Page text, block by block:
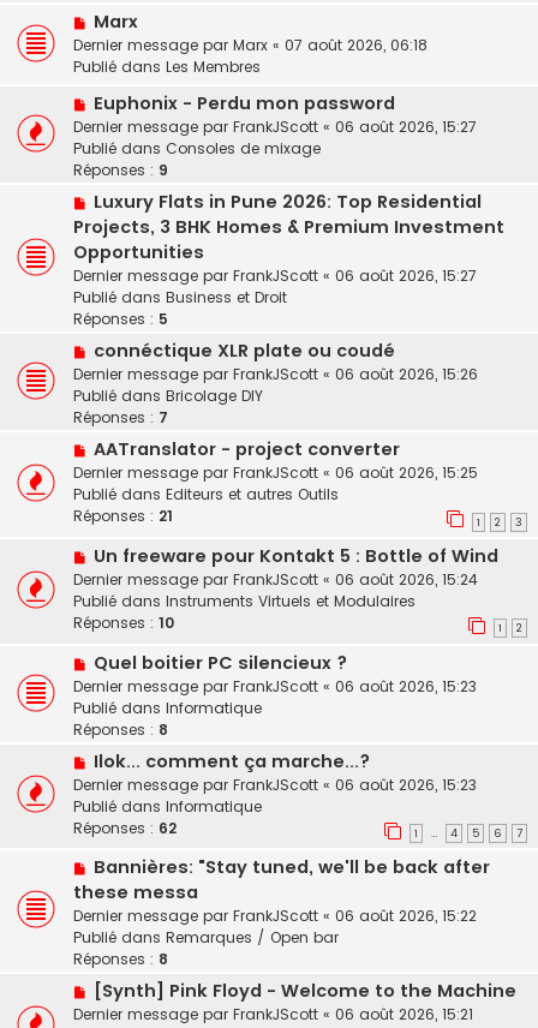
s
a
g
a
u
m
s
s
a
g
e
N
o
u
e
a
u
m
e
s
s
a
g
e
Marx
Dernier message par Marx « 07 août 2026, 06:18
Publié dans Les Membres
N
o
u
v
a
u
m
e
s
s
g
e
Euphonix - Perdu mon password
Dernier message par FrankJScott « 06 août 2026, 15:27
Publié dans Consoles de mixage
Réponses : 9
N
o
v
e
a
u
m
e
s
s
g
e
Luxury Flats in Pune 2026: Top Residential
Projects, 3 BHK Homes & Premium Investment
Opportunities
Dernier message par FrankJScott « 06 août 2026, 15:27
Publié dans Business et Droit
Réponses : 5
N
o
u
v
a
u
m
e
s
a
g
e
connéctique XLR plate ou coudé
Dernier message par FrankJScott « 06 août 2026, 15:26
Publié dans Bricolage DIY
Réponses : 7
N
o
u
v
a
u
m
e
s
a
g
e
AATranslator - project converter
Dernier message par FrankJScott « 06 août 2026, 15:25
Publié dans Editeurs et autres Outils
Réponses : 21 1 2 3
N
o
u
v
a
u
m
e
s
a
g
e
Un freeware pour Kontakt 5 : Bottle of Wind
Dernier message par FrankJScott « 06 août 2026, 15:24
Publié dans Instruments Virtuels et Modulaires
Réponses : 10 1 2
N
o
u
v
a
u
m
e
s
a
g
e
Quel boitier PC silencieux ?
Dernier message par FrankJScott « 06 août 2026, 15:23
Publié dans Informatique
Réponses : 8
N
o
u
v
a
u
m
e
s
s
a
g
Ilok... comment ça marche...?
Dernier message par FrankJScott « 06 août 2026, 15:23
Publié dans Informatique
Réponses : 62 1 … 4 5 6 7
N
o
u
v
e
a
m
Bannières: "Stay tuned, we'll be back after
these messa
Dernier message par FrankJScott « 06 août 2026, 15:22
Publié dans Remarques / Open bar
Réponses : 8
o
[Synth] Pink Floyd - Welcome to the Machine
Dernier message par FrankJScott « 06 août 2026, 15:21